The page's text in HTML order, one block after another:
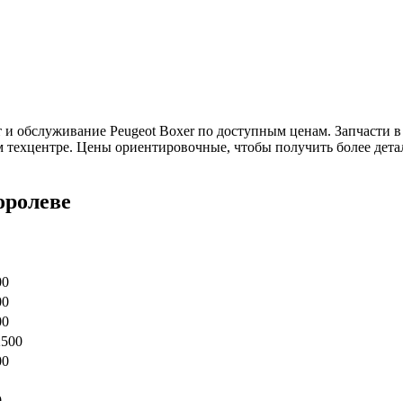
обслуживание Peugeot Boxer по доступным ценам. Запчасти
техцентре. Цены ориентировочные, чтобы получить более